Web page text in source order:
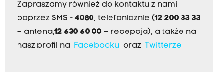
Zapraszamy również do kontaktu z nami
poprzez SMS - 4080, telefonicznie (12 200 33 33
– antena,12 630 60 00 – recepcja), a także na
nasz profil na
Facebookuoraz Twitterze